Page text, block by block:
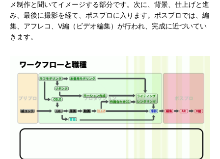
メ制作と聞いてイメージする部分です。次に、背景、仕上げと進
み、最後に撮影を経て、ポスプロに入ります。ポスプロでは、編
集、アフレコ、V編（ビデオ編集）が行われ、完成に近づいてい
きます。